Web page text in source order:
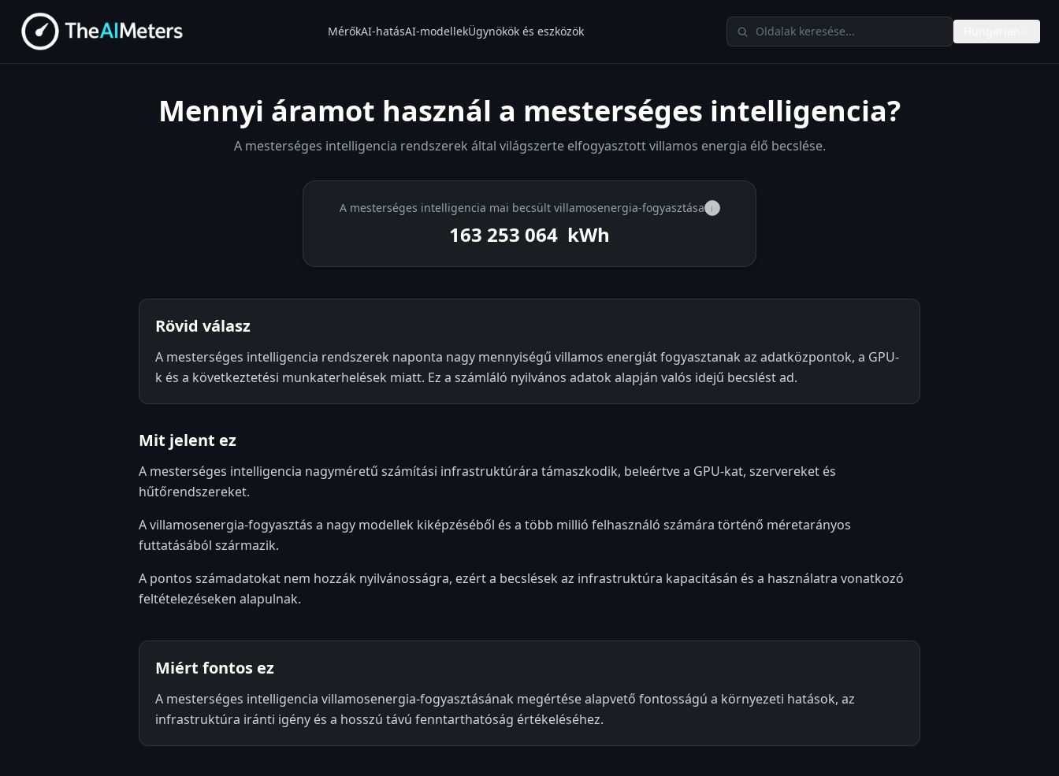
MérőkAI-hatásAI-modellekÜgynökök és eszközök Keresés a TheAIMetersen
Mennyi áramot használ a mesterséges intelligencia?
A mesterséges intelligencia rendszerek által világszerte elfogyasztott villamos energia élő becslése.
A mesterséges intelligencia mai becsült villamosenergia-fogyasztása i
163 253 821 kWh
Rövid válasz
A mesterséges intelligencia rendszerek naponta nagy mennyiségű villamos energiát fogyasztanak az adatközpontok, a GPU-
k és a következtetési munkaterhelések miatt. Ez a számláló nyilvános adatok alapján valós idejű becslést ad.
Mit jelent ez
A mesterséges intelligencia nagyméretű számítási infrastruktúrára támaszkodik, beleértve a GPU-kat, szervereket és
hűtőrendszereket.
A villamosenergia-fogyasztás a nagy modellek kiképzéséből és a több millió felhasználó számára történő méretarányos
futtatásából származik.
A pontos számadatokat nem hozzák nyilvánosságra, ezért a becslések az infrastruktúra kapacitásán és a használatra vonatkozó
feltételezéseken alapulnak.
Miért fontos ez
A mesterséges intelligencia villamosenergia-fogyasztásának megértése alapvető fontosságú a környezeti hatások, az
infrastruktúra iránti igény és a hosszú távú fenntarthatóság értékeléséhez.